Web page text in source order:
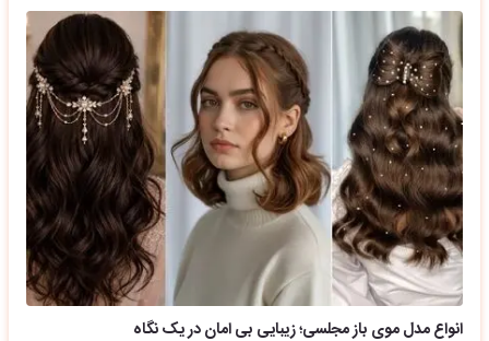
انواع مدل موی باز مجلسی؛ زیبایی بی امان در یک نگاه